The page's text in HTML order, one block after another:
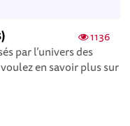
1136
par l’univers des
en savoir plus sur